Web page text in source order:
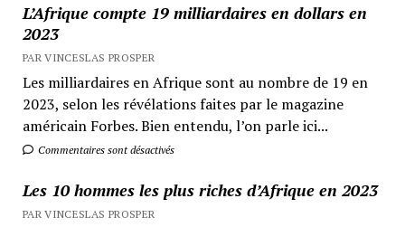
L’Afrique compte 19 milliardaires en dollars en
2023
PAR VINCESLAS PROSPER
Les milliardaires en Afrique sont au nombre de 19 en
2023, selon les révélations faites par le magazine
américain Forbes. Bien entendu, l’on parle ici...
Commentaires sont désactivés
Les 10 hommes les plus riches d’Afrique en 2023
PAR VINCESLAS PROSPER